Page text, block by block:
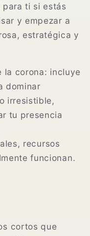
para ti si estás
y empezar a
estratégica y
la corona: incluye
dominar
irresistible,
tu presencia
recursos
funcionan.
cortos que